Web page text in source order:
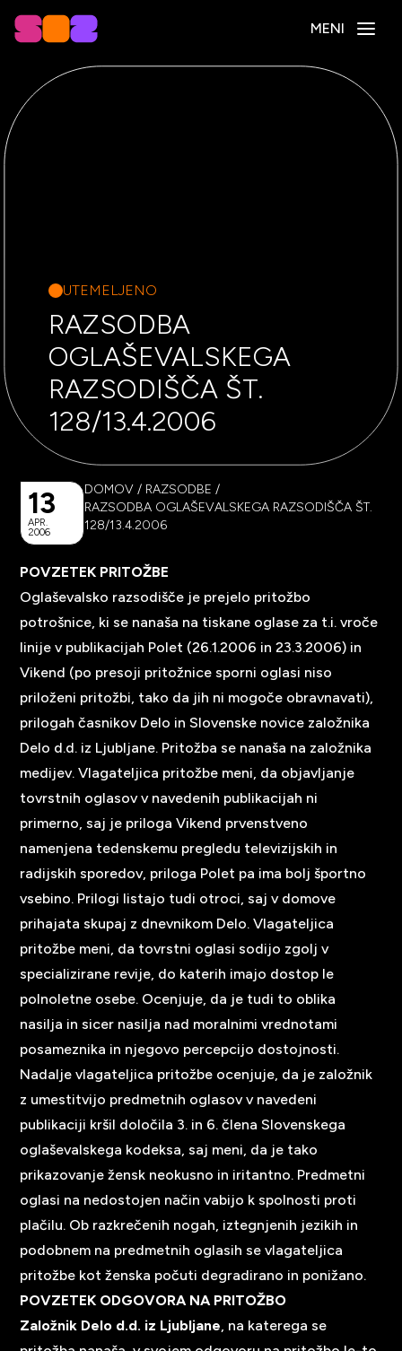
MENI
UTEMELJENO
RAZSODBA
OGLAŠEVALSKEGA
RAZSODIŠČA ŠT.
128/13.4.2006
13
APR.
2006
DOMOV / RAZSODBE /
RAZSODBA OGLAŠEVALSKEGA RAZSODIŠČA ŠT.
128/13.4.2006
POVZETEK PRITOŽBE
Oglaševalsko razsodišče je prejelo pritožbo
potrošnice, ki se nanaša na tiskane oglase za t.i. vroče
linije v publikacijah Polet (26.1.2006 in 23.3.2006) in
Vikend (po presoji pritožnice sporni oglasi niso
priloženi pritožbi, tako da jih ni mogoče obravnavati),
prilogah časnikov Delo in Slovenske novice založnika
Delo d.d. iz Ljubljane. Pritožba se nanaša na založnika
medijev. Vlagateljica pritožbe meni, da objavljanje
tovrstnih oglasov v navedenih publikacijah ni
primerno, saj je priloga Vikend prvenstveno
namenjena tedenskemu pregledu televizijskih in
radijskih sporedov, priloga Polet pa ima bolj športno
vsebino. Prilogi listajo tudi otroci, saj v domove
prihajata skupaj z dnevnikom Delo. Vlagateljica
pritožbe meni, da tovrstni oglasi sodijo zgolj v
specializirane revije, do katerih imajo dostop le
polnoletne osebe. Ocenjuje, da je tudi to oblika
nasilja in sicer nasilja nad moralnimi vrednotami
posameznika in njegovo percepcijo dostojnosti.
Nadalje vlagateljica pritožbe ocenjuje, da je založnik
z umestitvijo predmetnih oglasov v navedeni
publikaciji kršil določila 3. in 6. člena Slovenskega
oglaševalskega kodeksa, saj meni, da je tako
prikazovanje žensk neokusno in iritantno. Predmetni
oglasi na nedostojen način vabijo k spolnosti proti
plačilu. Ob razkrečenih nogah, iztegnjenih jezikih in
podobnem na predmetnih oglasih se vlagateljica
pritožbe kot ženska počuti degradirano in ponižano.
POVZETEK ODGOVORA NA PRITOŽBO
Založnik Delo d.d. iz Ljubljane, na katerega se